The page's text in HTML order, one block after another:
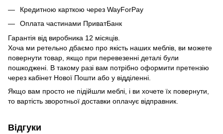
Кредитною карткою через WayForPay
Оплата частинами ПриватБанк
Гарантія від виробника 12 місяців.
Хоча ми ретельно дбаємо про якість наших меблів, ви можете
повернути товар, якщо при перевезенні деталі були
пошкоджені. В такому разі вам потрібно оформити претензію
через кабінет Нової Пошти або у відділенні.
Якщо вам просто не підійшли меблі, і ви хочете їх повернути,
то вартість зворотньої доставки оплачує відправник.
Відгуки